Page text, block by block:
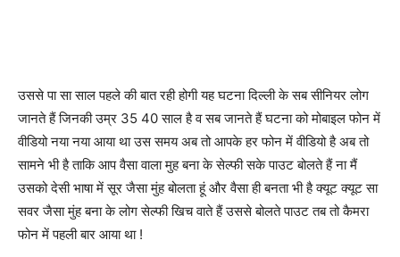
उससे पा सा साल पहले की बात रही होगी यह घटना दिल्ली के सब सीनियर लोग
जानते हैं जिनकी उम्र 35 40 साल है व सब जानते हैं घटना को मोबाइल फोन में
वीडियो नया नया आया था उस समय अब तो आपके हर फोन में वीडियो है अब तो
सामने भी है ताकि आप वैसा वाला मुह बना के सेल्फी सके पाउट बोलते हैं ना मैं
उसको देसी भाषा में सूर जैसा मुंह बोलता हूं और वैसा ही बनता भी है क्यूट क्यूट सा
सवर जैसा मुंह बना के लोग सेल्फी खिच वाते हैं उससे बोलते पाउट तब तो कैमरा
फोन में पहली बार आया था !